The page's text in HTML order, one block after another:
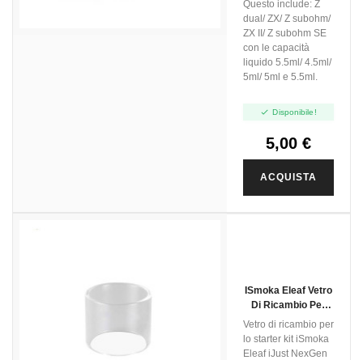
Questo include: Z
dual/ ZX/ Z subohm/
ZX II/ Z subohm SE
con le capacità
liquido 5.5ml/ 4.5ml/
5ml/ 5ml e 5.5ml.
 Disponibile!
5,00 €
ACQUISTA
ISmoka Eleaf Vetro
Di Ricambio Per
IJust NexGen -
Lungo
Vetro di ricambio per
lo starter kit iSmoka
Eleaf iJust NexGen